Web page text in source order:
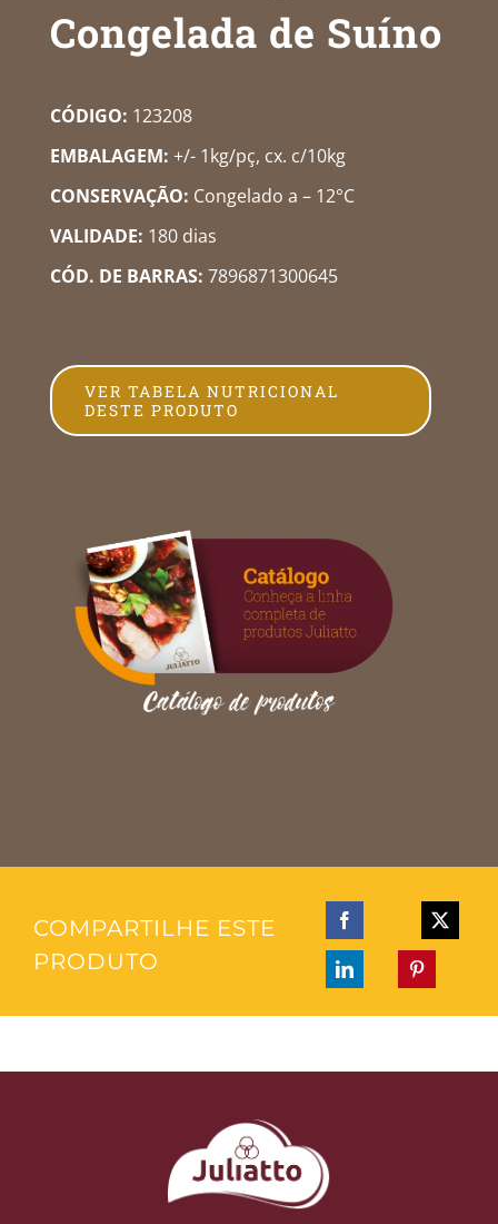
Congelada de Suíno
CÓDIGO: 123208
EMBALAGEM: +/- 1kg/pç, cx. c/10kg
CONSERVAÇÃO: Congelado a – 12°C
VALIDADE: 180 dias
CÓD. DE BARRAS: 7896871300645
VER TABELA NUTRICIONAL
DESTE PRODUTO
COMPARTILHE ESTE
PRODUTO